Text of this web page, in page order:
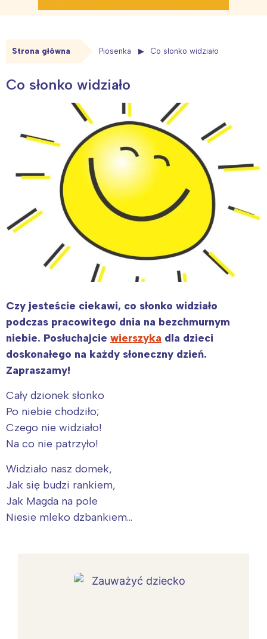
Strona główna Piosenka Co słonko widziało
Co słonko widziało
Czy jesteście ciekawi, co słonko widziało
podczas pracowitego dnia na bezchmurnym
niebie. Posłuchajcie wierszyka dla dzieci
doskonałego na każdy słoneczny dzień.
Zapraszamy!
Cały dzionek słonko
Po niebie chodziło;
Czego nie widziało!
Na co nie patrzyło!
Widziało nasz domek,
Jak się budzi rankiem,
Jak Magda na pole
Niesie mleko dzbankiem…